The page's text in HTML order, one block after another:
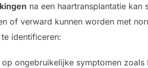
na een haartransplantatie
of verward kunnen worden met
identificeren:
op ongebruikelijke symptomen